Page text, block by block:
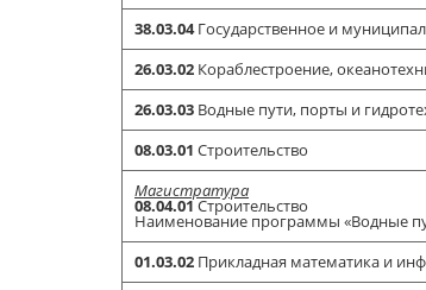
38.03.04Государственное и
26.03.02 Кораблестроение,
26.03.03 Водные пути, порты и
08.03.01 Строительство
Магистратура
08.04.01Строительство
Наименование программы «Водные
01.03.02 Прикладная математика и